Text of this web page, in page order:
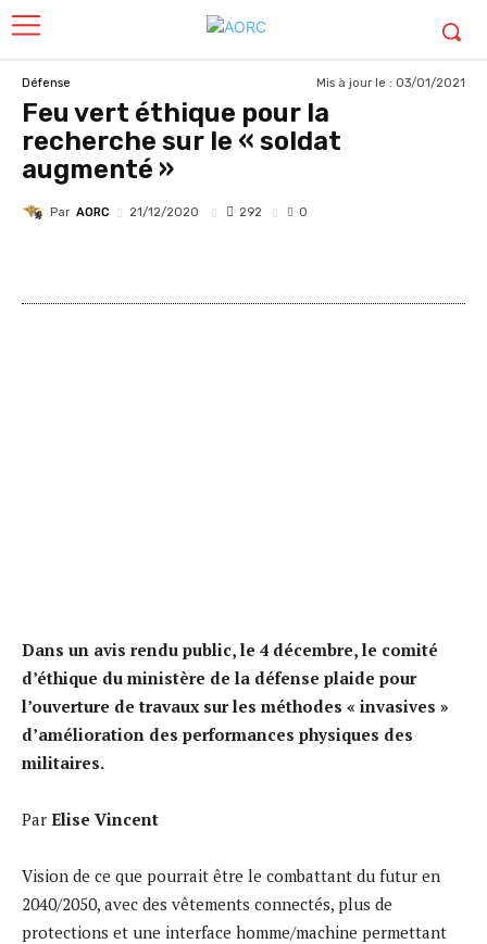
Défense Mis à jour le : 03/01/2021
Feu vert éthique pour la
recherche sur le « soldat
augmenté »
Par AORC 21/12/2020 292 0
Dans un avis rendu public, le 4 décembre, le comité
d’éthique du ministère de la défense plaide pour
l’ouverture de travaux sur les méthodes « invasives »
d’amélioration des performances physiques des
militaires.
Par Elise Vincent
Vision de ce que pourrait être le combattant du futur en
2040/2050, avec des vêtements connectés, plus de
protections et une interface homme/machine permettant